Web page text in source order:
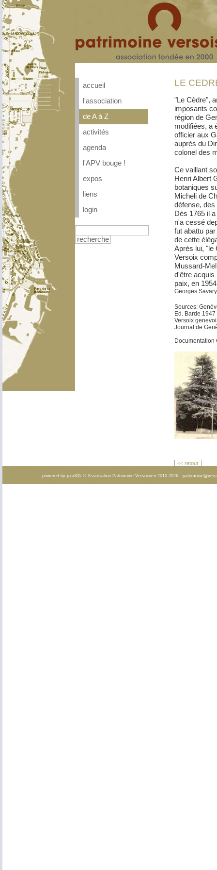
accueil
l'association
de A à Z
activités
agenda
l'APV bouge !
expos
liens
login
recherche
LE
"Le Cèdre",
imposants
région de
modifiées, a
officier aux
auprès du
colonel des
Ce vaillant
Henri Albert
botaniques
Micheli de
défense, des
Dès 1765 il
n'a cessé
fut abattu
de cette
Après lui, "le
Versoix
Mussard-
d'être acquis
paix, en
Georges Savary
Sources:
Ed. Barde 1947
Versoix
Journal de
Documentation
<< retour
powered by pxo305 © Association Patrimoine Versoisien 2010-2026 -